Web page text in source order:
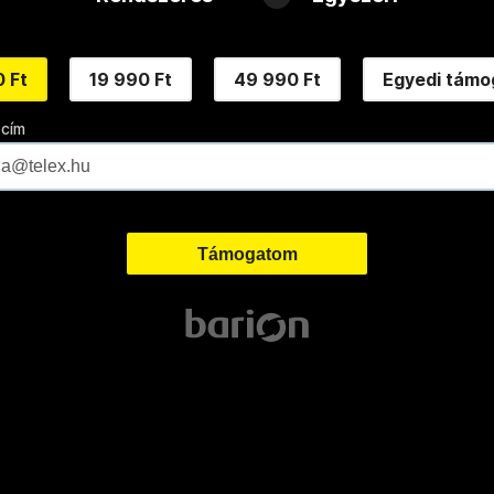
Ft 19 990 Ft 49 990 Ft Egyedi